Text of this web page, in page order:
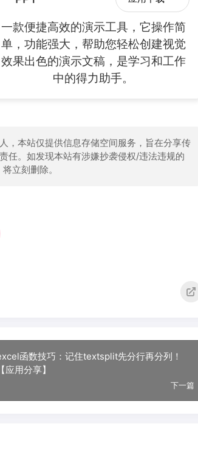
一款便捷高效的演示工具，它操作简
单，功能强大，帮助您轻松创建视觉
效果出色的演示文稿，是学习和工作
中的得力助手。
，本站仅提供信息存储空间服务，旨在分享传
任。如发现本站有涉嫌抄袭侵权/违法违规的
立刻删除。
函数技巧：记住textsplit先分行再分列！
【应用分享】
下一篇